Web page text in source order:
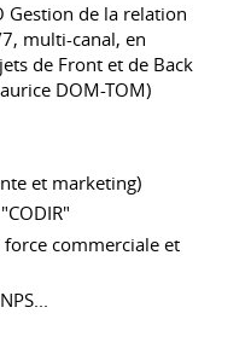
Gestion de la relation
multi-canal, en
de Front et de Back
DOM-TOM)
et marketing)
commerciale et